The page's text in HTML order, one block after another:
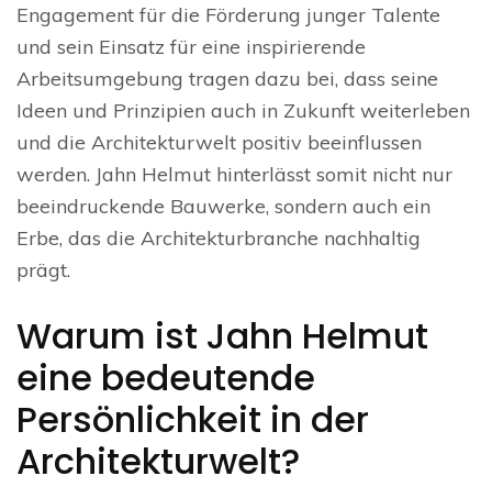
Engagement für die Förderung junger Talente
und sein Einsatz für eine inspirierende
Arbeitsumgebung tragen dazu bei, dass seine
Ideen und Prinzipien auch in Zukunft weiterleben
und die Architekturwelt positiv beeinflussen
werden. Jahn Helmut hinterlässt somit nicht nur
beeindruckende Bauwerke, sondern auch ein
Erbe, das die Architekturbranche nachhaltig
prägt.
Warum ist Jahn Helmut
eine bedeutende
Persönlichkeit in der
Architekturwelt?